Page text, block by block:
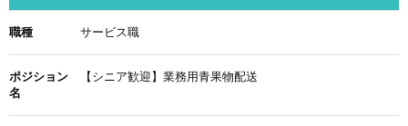
職種 サービス職
ポジション
名
【シニア歓迎】業務用青果物配送